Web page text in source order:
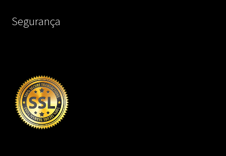
Segurança